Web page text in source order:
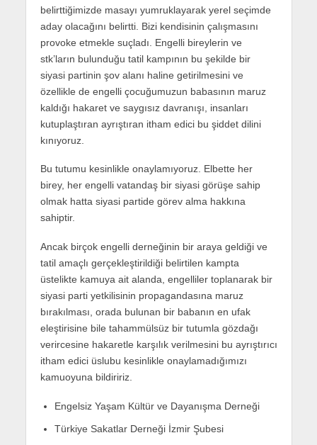
belirttiğimizde masayı yumruklayarak yerel seçimde
aday olacağını belirtti. Bizi kendisinin çalışmasını
provoke etmekle suçladı. Engelli bireylerin ve
stk’ların bulunduğu tatil kampının bu şekilde bir
siyasi partinin şov alanı haline getirilmesini ve
özellikle de engelli çocuğumuzun babasının maruz
kaldığı hakaret ve saygısız davranışı, insanları
kutuplaştıran ayrıştıran itham edici bu şiddet dilini
kınıyoruz.
Bu tutumu kesinlikle onaylamıyoruz. Elbette her
birey, her engelli vatandaş bir siyasi görüşe sahip
olmak hatta siyasi partide görev alma hakkına
sahiptir.
Ancak birçok engelli derneğinin bir araya geldiği ve
tatil amaçlı gerçekleştirildiği belirtilen kampta
üstelikte kamuya ait alanda, engelliler toplanarak bir
siyasi parti yetkilisinin propagandasına maruz
bırakılması, orada bulunan bir babanın en ufak
eleştirisine bile tahammülsüz bir tutumla gözdağı
verircesine hakaretle karşılık verilmesini bu ayrıştırıcı
itham edici üslubu kesinlikle onaylamadığımızı
kamuoyuna bildiririz.
Engelsiz Yaşam Kültür ve Dayanışma Derneği
Türkiye Sakatlar Derneği İzmir Şubesi